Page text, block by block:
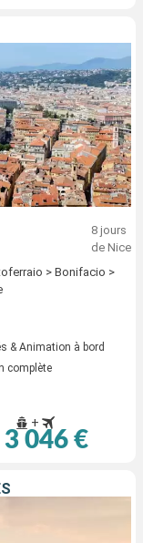
8 jours
de Nice
> Bonifacio >
& Animation à bord
complète
+
3 046 €